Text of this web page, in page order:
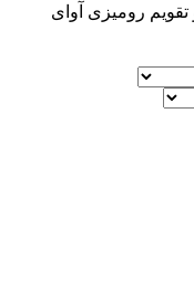
رومیزی آوای